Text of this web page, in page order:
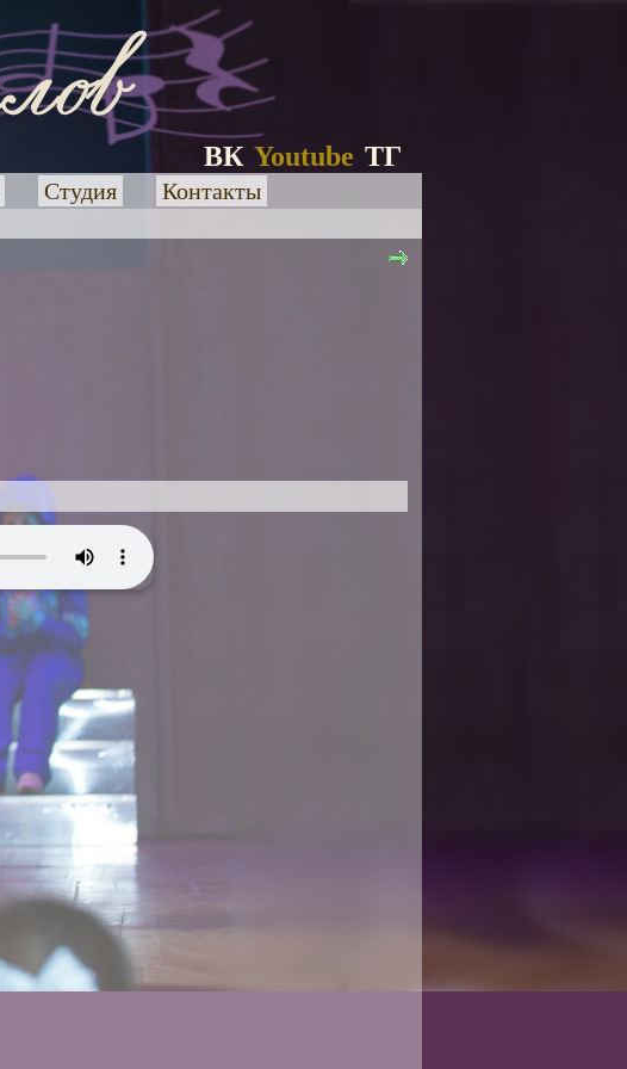
ВК Youtube ТГ
Студия Контакты